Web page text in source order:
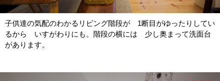
子供達の気配のわかるリビング階段が 1断目がゆったりしてい
るから いすがわりにも。階段の横には 少し奥まって洗面台
があります。